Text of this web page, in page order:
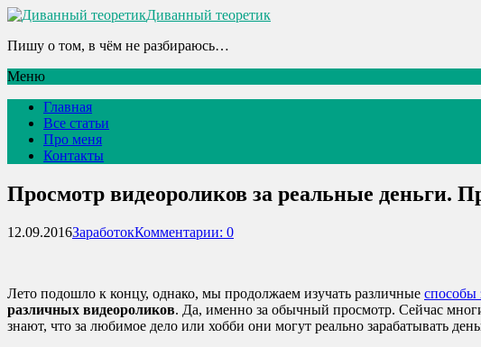
Диванный теоретик
Пишу о том, в чём не разбираюсь…
Меню
Главная
Все статьи
Про меня
Контакты
Просмотр видеороликов за реальные деньги.
12.09.2016ЗаработокКомментарии: 0
Лето подошло к концу, однако, мы продолжаем изучать различные способы
различных видеороликов. Да, именно за обычный просмотр. Сейчас
знают, что за любимое дело или хобби они могут реально зарабатывать